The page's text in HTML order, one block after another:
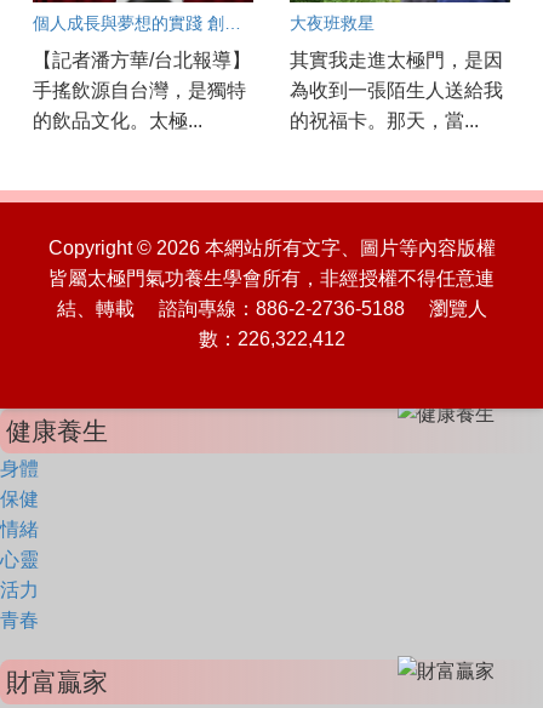
個人成長與夢想的實踐 創業新篇章
【記者潘方華/台北報導】
手搖飲源自台灣，是獨特
的飲品文化。太極...
大夜班救星
其實我走進太極門，是因
為收到一張陌生人送給我
的祝福卡。那天，當...
Copyright © 2026 本網站所有文字、圖片等內容版權
皆屬太極門氣功養生學會所有，非經授權不得任意連
結、轉載 諮詢專線：886-2-2736-5188 瀏覽人
數：226,322,412
健康養生
身體
保健
情緒
心靈
活力
青春
財富贏家